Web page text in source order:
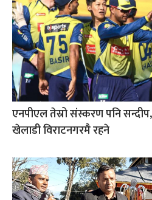
एनपीएल तेस्रो संस्करण पनि
खेलाडी विराटनगरमै रहने